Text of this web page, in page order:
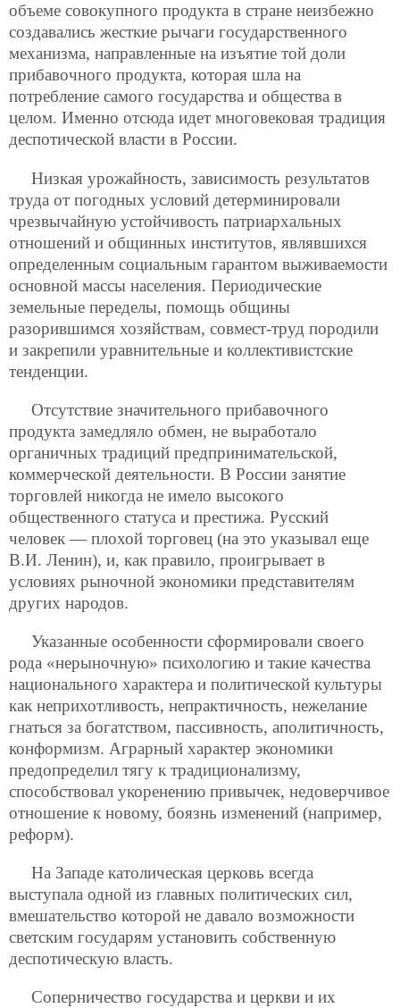
объеме совокупного продукта в стране неизбежно
создавались жесткие рычаги государственного
механизма, направленные на изъятие той доли
прибавочного продукта, которая шла на
потребление самого государства и общества в
целом. Именно отсюда идет многовековая традиция
деспотической власти в России.
Низкая урожайность, зависимость результатов
труда от погодных условий детерминировали
чрезвычайную устойчивость патриархальных
отношений и общинных институтов, являвшихся
определенным социальным гарантом выживаемости
основной массы населения. Периодические
земельные переделы, помощь общины
разорившимся хозяйствам, совмест-труд породили
и закрепили уравнительные и коллективистские
тенденции.
Отсутствие значительного прибавочного
продукта замедляло обмен, не выработало
органичных традиций предпринимательской,
коммерческой деятельности. В России занятие
торговлей никогда не имело высокого
общественного статуса и престижа. Русский
человек — плохой торговец (на это указывал еще
В.И. Ленин), и, как правило, проигрывает в
условиях рыночной экономики представителям
других народов.
Указанные особенности сформировали своего
рода «нерыночную» психологию и такие качества
национального характера и политической культуры
как неприхотливость, непрактичность, нежелание
гнаться за богатством, пассивность, аполитичность,
конформизм. Аграрный характер экономики
предопределил тягу к традиционализму,
способствовал укоренению привычек, недоверчивое
отношение к новому, боязнь изменений (например,
реформ).
На Западе католическая церковь всегда
выступала одной из главных политических сил,
вмешательство которой не давало возможности
светским государям установить собственную
деспотическую власть.
Соперничество государства и церкви и их